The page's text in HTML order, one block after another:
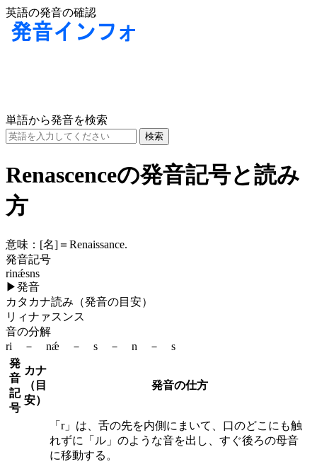
英語の発音の確認
単語から発音を検索
Renascenceの発音記号と読み
方
意味： [名] ＝Renaissance.
発音記号
rinǽsns
▶発音
カタカナ読み（発音の目安）
リィナァスンス
音の分解
ri － nǽ － s － n － s
発
音
記
号
カナ
（目
安）
発音の仕方
「r」は、舌の先を内側にまいて、口のどこにも触
れずに「ル」のような音を出し、すぐ後ろの母音
に移動する。